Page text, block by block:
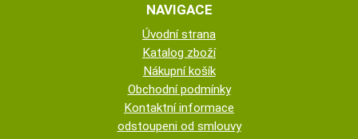
NAVIGACE
Úvodní strana
Katalog zboží
Nákupní košík
Obchodní podmínky
Kontaktní informace
odstoupeni od smlouvy